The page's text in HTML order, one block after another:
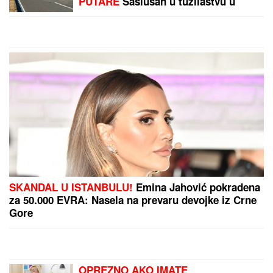
pogodio susednu državu
PREPORUKA ZA VAS
SIN BRUTALNO TUKAO MAJKU DO SMRTI!